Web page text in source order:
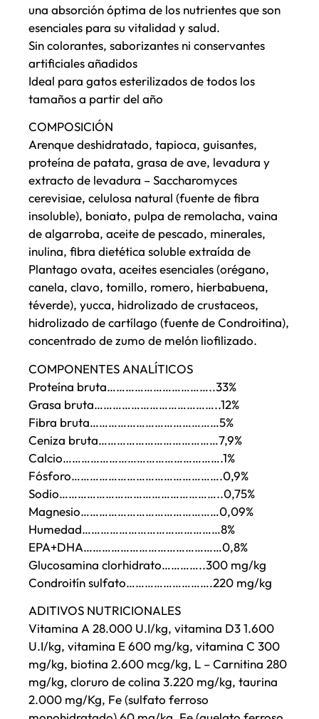
una absorción óptima de los nutrientes que son
esenciales para su vitalidad y salud.
Sin colorantes, saborizantes ni conservantes
artificiales añadidos
Ideal para gatos esterilizados de todos los
tamaños a partir del año
COMPOSICIÓN
Arenque deshidratado, tapioca, guisantes,
proteína de patata, grasa de ave, levadura y
extracto de levadura – Saccharomyces
cerevisiae, celulosa natural (fuente de fibra
insoluble), boniato, pulpa de remolacha, vaina
de algarroba, aceite de pescado, minerales,
inulina, fibra dietética soluble extraída de
Plantago ovata, aceites esenciales (orégano,
canela, clavo, tomillo, romero, hierbabuena,
téverde), yucca, hidrolizado de crustaceos,
hidrolizado de cartílago (fuente de Condroitina),
concentrado de zumo de melón liofilizado.
COMPONENTES ANALÍTICOS
Proteína bruta……………………………..33%
Grasa bruta…………………………………..12%
Fibra bruta……………………………………5%
Ceniza bruta…………………………………7,9%
Calcio…………………………………………….1%
Fósforo………………………………………….0,9%
Sodio……………………………………………..0,75%
Magnesio………………………………………0,09%
Humedad………………………………………8%
EPA+DHA………………………………………0,8%
Glucosamina clorhidrato…………..300 mg/kg
Condroitín sulfato……………………….220 mg/kg
ADITIVOS NUTRICIONALES
Vitamina A 28.000 U.I/kg, vitamina D3 1.600
U.I/kg, vitamina E 600 mg/kg, vitamina C 300
mg/kg, biotina 2.600 mcg/kg, L – Carnitina 280
mg/kg, cloruro de colina 3.220 mg/kg, taurina
2.000 mg/Kg, Fe (sulfato ferroso